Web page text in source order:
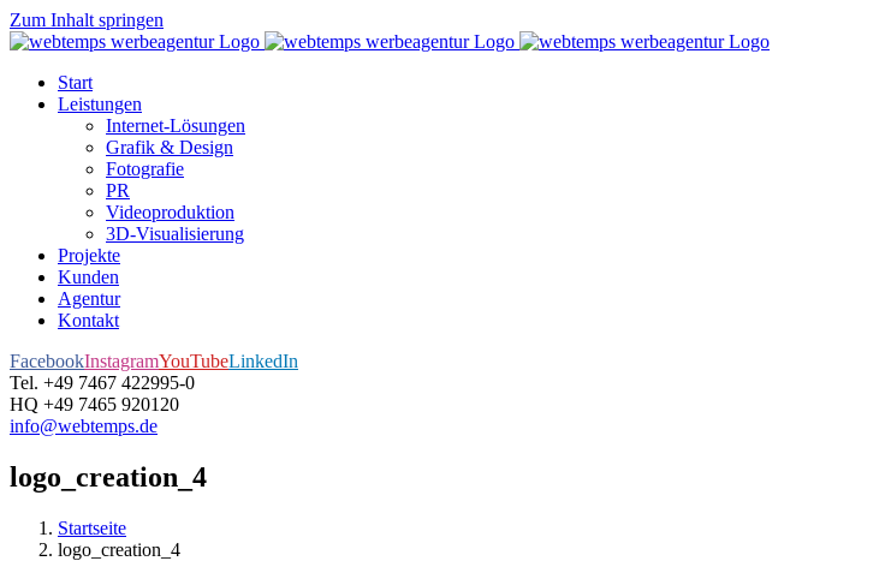
Zum Inhalt springen
Start
Leistungen
Internet-Lösungen
Grafik & Design
Fotografie
PR
Videoproduktion
3D-Visualisierung
Projekte
Kunden
Agentur
Kontakt
FacebookInstagramYouTubeLinkedIn
Tel. +49 7467 422995-0
HQ +49 7465 920120
info@webtemps.de
logo_creation_4
Startseite
logo_creation_4